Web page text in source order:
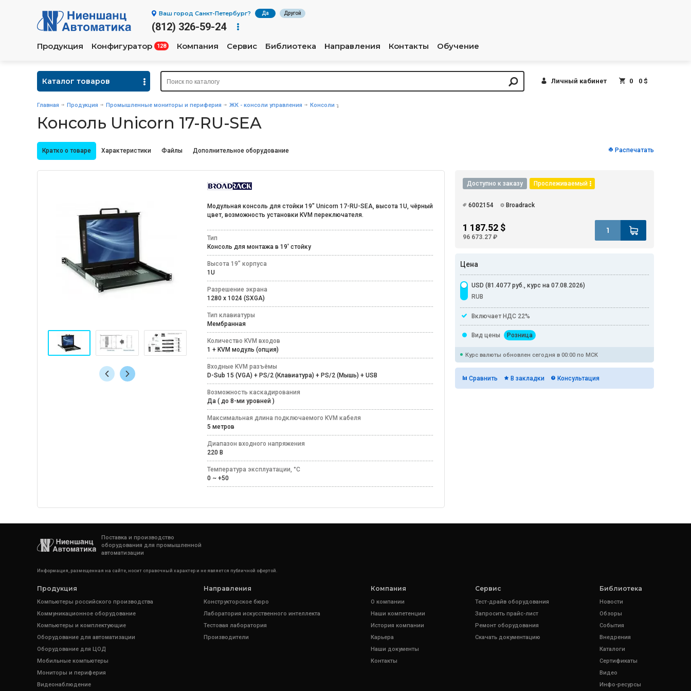
Ваш город Санкт-Петербург? Да Другой
(812) 326-59-24
Продукция Конфигуратор 128 Компания Сервис Библиотека Направления Контакты Обучение
Каталог товаров Личный кабинет 0 0 $
Главная Продукция Промышленные мониторы и периферия ЖК - консоли управления Консоли
Консоль Unicorn 17-RU-SEA
Кратко о товаре Характеристики Файлы Дополнительное оборудование Распечатать
Доступно к заказу Прослеживаемый
6002154 Broadrack
1 187.52 $
96 673.27 ₽
Цена
USD (81.4077 руб., курс на 07.08.2026)
RUB
Включает НДС 22%
Вид цены Розница
Курс валюты обновлен сегодня в 00:00 по МСК
Сравнить В закладки Консультация
Модульная консоль для стойки 19" Unicorn 17-RU-SEA, высота 1U, чёрный
цвет, возможность установки KVM переключателя.
Тип
Консоль для монтажа в 19' стойку
Высота 19” корпуса
1U
Разрешение экрана
1280 x 1024 (SXGA)
Тип клавиатуры
Мембранная
Количество KVM входов
1 + KVM модуль (опция)
Входные KVM разъёмы
D-Sub 15 (VGA) + PS/2 (Клавиатура) + PS/2 (Мышь) + USB
Возможность каскадирования
Да ( до 8-ми уровней )
Максимальная длина подключаемого KVM кабеля
5 метров
Диапазон входного напряжения
220 В
Температура эксплуатации, °C
0 ~ +50
Поставка и производство
оборудования для промышленной
автоматизации
Информация, размещенная на сайте, носит справочный характер и не является публичной офертой.
Продукция
Компьютеры российского производства
Коммуникационное оборудование
Компьютеры и комплектующие
Оборудование для автоматизации
Оборудование для ЦОД
Мобильные компьютеры
Мониторы и периферия
Видеонаблюдение
Направления
Конструкторское бюро
Лаборатория искусственного интеллекта
Тестовая лаборатория
Производители
Компания
О компании
Наши компетенции
История компании
Карьера
Наши документы
Контакты
Сервис
Тест-драйв оборудования
Запросить прайс-лист
Ремонт оборудования
Скачать документацию
Библиотека
Новости
Обзоры
События
Внедрения
Каталоги
Сертификаты
Видео
Инфо-ресурсы